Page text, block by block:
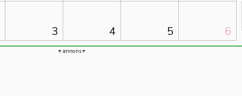
3 4 5 6
annons